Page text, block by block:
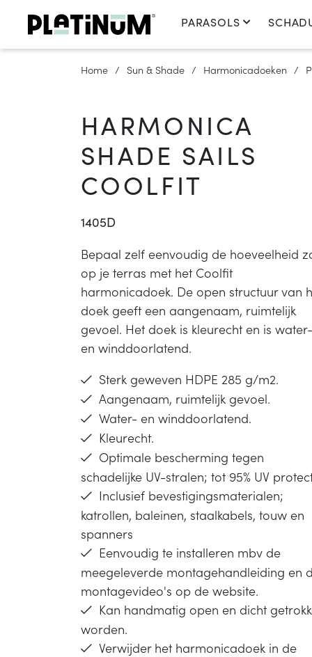
PARASOLS
Home Sun & Shade Harmonicadoeken
HARMONICA
SHADE SAILS
COOLFIT
1405D
Bepaal zelf eenvoudig de hoeveelheid
op je terras met het Coolfit
harmonicadoek. De open structuur van
doek geeft een aangenaam, ruimtelijk
gevoel. Het doek is kleurecht en is water-
en winddoorlatend.
Sterk geweven HDPE 285 g/m2.
Aangenaam, ruimtelijk gevoel.
Water- en winddoorlatend.
Kleurecht.
Optimale bescherming tegen
schadelijke UV-stralen; tot 95% UV
Inclusief bevestigingsmaterialen;
katrollen, baleinen, staalkabels, touw en
spanners
Eenvoudig te installeren mbv de
meegeleverde montagehandleiding en
montagevideo's op de website.
Kan handmatig open en dicht
worden.
Verwijder het harmonicadoek in de